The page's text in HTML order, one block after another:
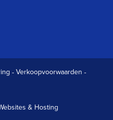
-Verkoopvoorwaarden -
& Hosting